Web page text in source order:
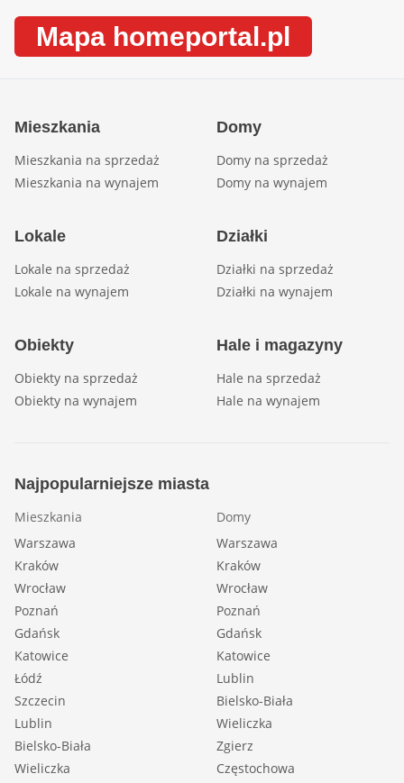
Mapa homeportal.pl
Mieszkania
Mieszkania na sprzedaż
Mieszkania na wynajem
Domy
Domy na sprzedaż
Domy na wynajem
Lokale
Lokale na sprzedaż
Lokale na wynajem
Działki
Działki na sprzedaż
Działki na wynajem
Obiekty
Obiekty na sprzedaż
Obiekty na wynajem
Hale i magazyny
Hale na sprzedaż
Hale na wynajem
Najpopularniejsze miasta
Mieszkania
Warszawa
Kraków
Wrocław
Poznań
Gdańsk
Katowice
Łódź
Szczecin
Lublin
Bielsko-Biała
Wieliczka
Domy
Warszawa
Kraków
Wrocław
Poznań
Gdańsk
Katowice
Lublin
Bielsko-Biała
Wieliczka
Zgierz
Częstochowa